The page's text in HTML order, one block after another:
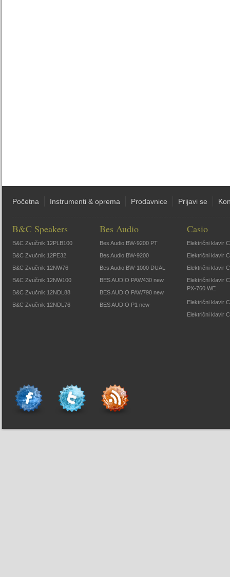
Početna Instrumenti & oprema Prodavnice Prijavi se
B&C Speakers
B&C Zvučnik 12PLB100
B&C Zvučnik 12PE32
B&C Zvučnik 12NW76
B&C Zvučnik 12NW100
B&C Zvučnik 12NDL88
B&C Zvučnik 12NDL76
Bes Audio
Bes Audio BW-9200 PT
Bes Audio BW-9200
Bes Audio BW-1000 DUAL
BES AUDIO PAW430 new
BES AUDIO PAW790 new
BES AUDIO P1 new
Casio
Električni klavir
Električni klavir
Električni klavir
Električni klavir
PX-760 WE
Električni klavir
Električni klavir